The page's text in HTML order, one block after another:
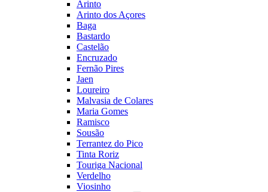
Arinto
Arinto dos Açores
Baga
Bastardo
Castelão
Encruzado
Fernão Pires
Jaen
Loureiro
Malvasia de Colares
Maria Gomes
Ramisco
Sousão
Terrantez do Pico
Tinta Roriz
Touriga Nacional
Verdelho
Viosinho